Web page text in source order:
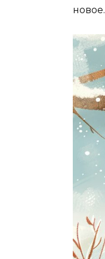
новое.